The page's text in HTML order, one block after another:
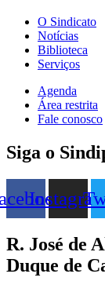
O Sindicato
Notícias
Biblioteca
Serviços
Agenda
Área restrita
Fale conosco
Siga o
R. José de
Duque de